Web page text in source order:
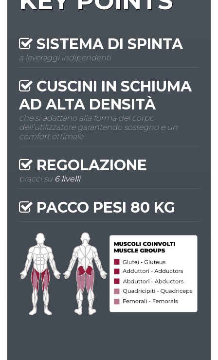
SISTEMA DI SPINTA
a leveraggi indipendenti
CUSCINI IN SCHIUMA
AD ALTA DENSITÀ
che si adattano alla forma del corpo
dell’utilizzatore garantendo sostegno e un
comfort ottimale
REGOLAZIONE
bracci su 6 livelli.
PACCO PESI 80 KG